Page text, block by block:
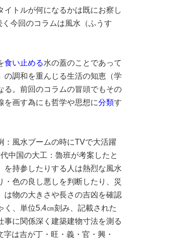
トルが何になるかは既にお察し
く今回のコラムは風水（ふうす
食い止める水の蓋のことであって
調和を重んじる生活の知恵（学
る。前回のコラムの冒頭でもその
を画す為にも哲学や思想に分類す
：風水ブームの時にTVで大活躍
中国の大工：魯班が考案したと
持参したりする人は熱烈な風水
色の良し悪しを判断したり、災
は物の大きさや長さの吉凶を確認
く、単位5.4㎝刻み、記載された
に関係深く建築建物寸法を測る
は吉が丁・旺・義・官・興・